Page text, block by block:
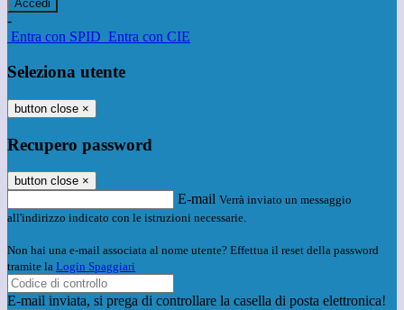
-
Entra con SPID Entra con CIE
Seleziona utente
button close ×
Recupero password
button close ×
E-mail Verrà inviato un messaggio
all'indirizzo indicato con le istruzioni necessarie.
Non hai una e-mail associata al nome utente? Effettua il reset della password
tramite la Login Spaggiari
E-mail inviata, si prega di controllare la casella di posta elettronica!